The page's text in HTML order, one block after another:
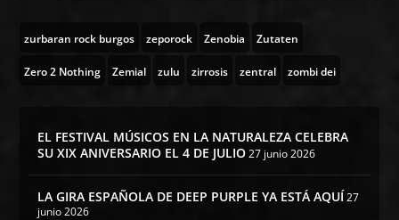
zurbaran rock burgos zeporock Zenobia Zutaten
Zero 2 Nothing Zemial zulu zirrosis zentral zombi dei
EL FESTIVAL MÚSICOS EN LA NATURALEZA CELEBRA
SU XIX ANIVERSARIO EL 4 DE JULIO 27 junio 2026
LA GIRA ESPAÑOLA DE DEEP PURPLE YA ESTÁ AQUÍ27
junio 2026